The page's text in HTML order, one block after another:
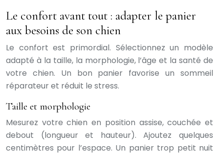
Le confort avant tout : adapter le panier
aux besoins de son chien
Le confort est primordial. Sélectionnez un modèle
adapté à la taille, la morphologie, l’âge et la santé de
votre chien. Un bon panier favorise un sommeil
réparateur et réduit le stress.
Taille et morphologie
Mesurez votre chien en position assise, couchée et
debout (longueur et hauteur). Ajoutez quelques
centimètres pour l’espace. Un panier trop petit nuit